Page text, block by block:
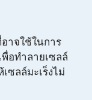
าจใช้ในการ
อทำลายเซลล์
ซลล์มะเร็งไม่